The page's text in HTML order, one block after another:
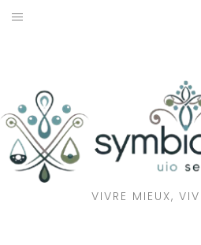
Aller
VIVRE MIEUX,
SANTÉ
MAISON